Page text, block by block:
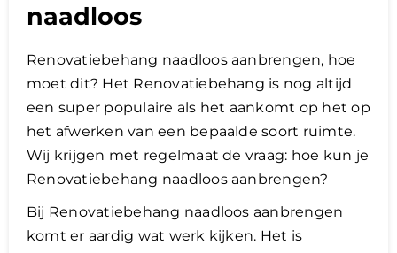
naadloos
Renovatiebehang naadloos aanbrengen, hoe
moet dit? Het Renovatiebehang is nog altijd
een super populaire als het aankomt op het op
het afwerken van een bepaalde soort ruimte.
Wij krijgen met regelmaat de vraag: hoe kun je
Renovatiebehang naadloos aanbrengen?
Bij Renovatiebehang naadloos aanbrengen
komt er aardig wat werk kijken. Het is